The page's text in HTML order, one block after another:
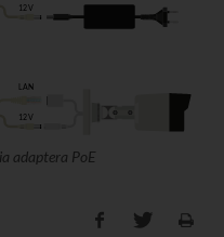
12 V
LAN
12 V
adaptera PoE